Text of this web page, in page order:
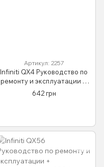
Артикул: 2257
Infiniti QX4 Руководство по
ремонту и эксплуатации +
электросхемы с 96
642 грн